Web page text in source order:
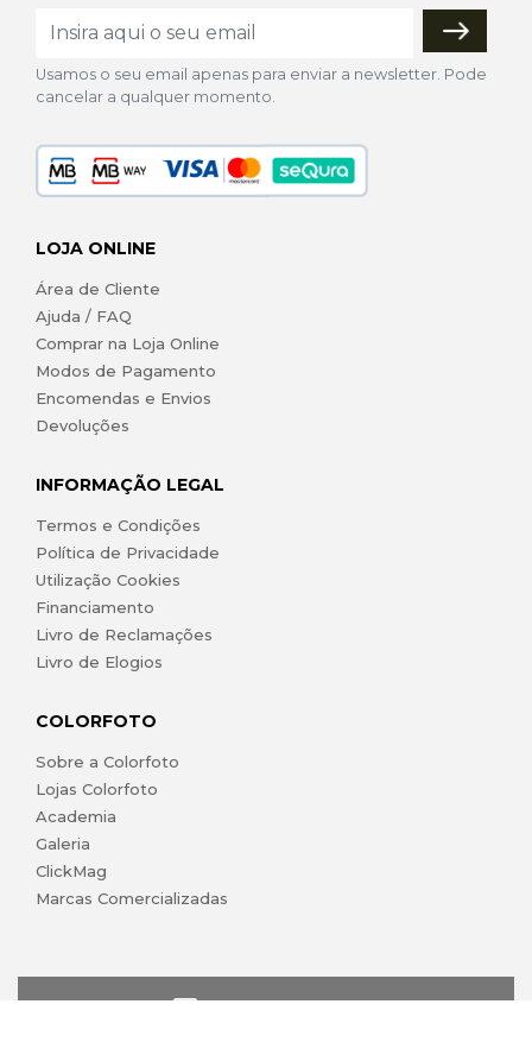
Usamos o seu email apenas para enviar a newsletter. Pode
cancelar a qualquer momento.
LOJA ONLINE
Área de Cliente
Ajuda / FAQ
Comprar na Loja Online
Modos de Pagamento
Encomendas e Envios
Devoluções
INFORMAÇÃO LEGAL
Termos e Condições
Política de Privacidade
Utilização Cookies
Financiamento
Livro de Reclamações
Livro de Elogios
COLORFOTO
Sobre a Colorfoto
Lojas Colorfoto
Academia
Galeria
ClickMag
Marcas Comercializadas
lojaonline@colorfoto.pt